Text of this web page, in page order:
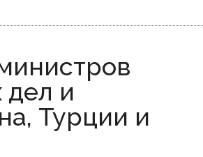
дел и
Турции и